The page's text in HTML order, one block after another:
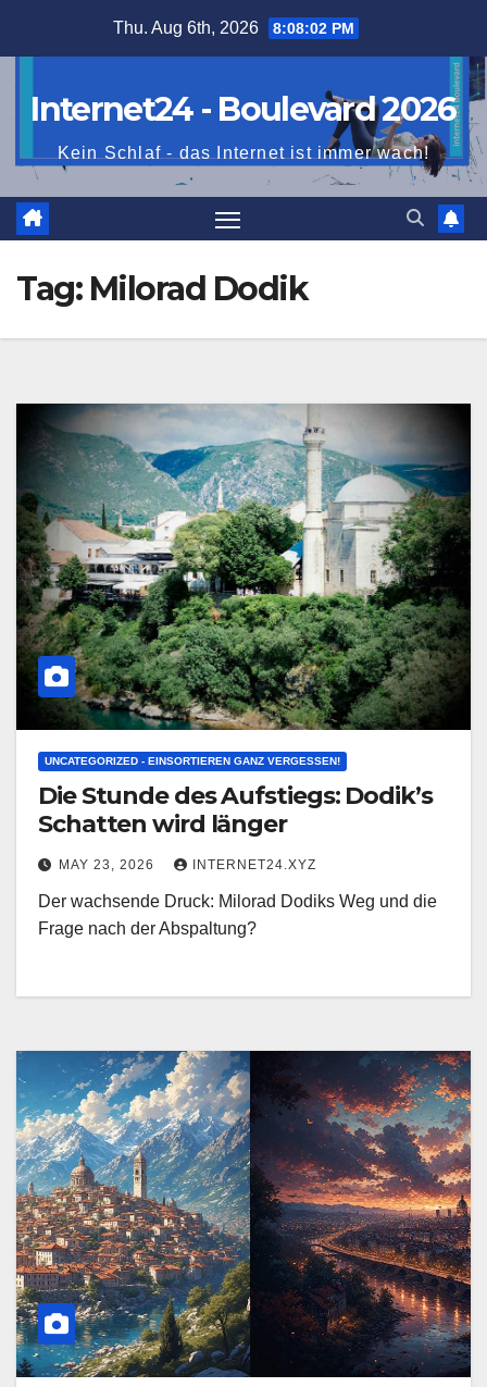
Thu. Aug 6th, 2026 8:08:03 PM
Internet24 - Boulevard 2026
Kein Schlaf - das Internet ist immer wach!
Tag: Milorad Dodik
UNCATEGORIZED - EINSORTIEREN GANZ VERGESSEN!
Die Stunde des Aufstiegs: Dodik’s
Schatten wird länger
MAY 23, 2026 INTERNET24.XYZ
Der wachsende Druck: Milorad Dodiks Weg und die
Frage nach der Abspaltung?